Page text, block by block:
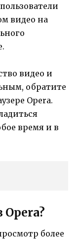
видео на
видео и
обратите
Opera.
время и в
более